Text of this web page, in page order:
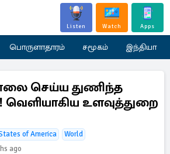
Listen Watch Apps
பொருளாதாரம் சமூகம் இந்தியா
செய்ய துணிந்த
வெளியாகிய உளவுத்துறை
of America
World
ago